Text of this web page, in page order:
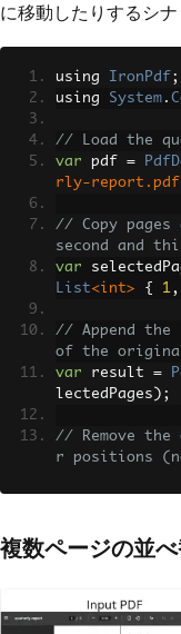
に移動したりするシナ
using IronPdf ;
using System .
// Load the
var pdf =
rly-
// Copy
second and
var
List<int> { 1,
// Append the
of the original
var result =
lectedPages );
// Remove
r positions
// Write the
red.pdf");
複数ページの並